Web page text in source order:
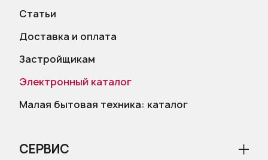
Статьи
Доставка и оплата
Застройщикам
Электронный каталог
Малая бытовая техника: каталог
СЕРВИС